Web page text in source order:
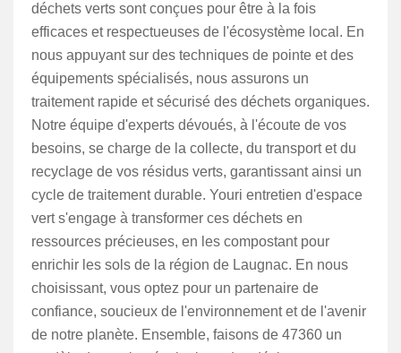
déchets verts sont conçues pour être à la fois
efficaces et respectueuses de l'écosystème local. En
nous appuyant sur des techniques de pointe et des
équipements spécialisés, nous assurons un
traitement rapide et sécurisé des déchets organiques.
Notre équipe d'experts dévoués, à l'écoute de vos
besoins, se charge de la collecte, du transport et du
recyclage de vos résidus verts, garantissant ainsi un
cycle de traitement durable. Youri entretien d'espace
vert s'engage à transformer ces déchets en
ressources précieuses, en les compostant pour
enrichir les sols de la région de Laugnac. En nous
choisissant, vous optez pour un partenaire de
confiance, soucieux de l'environnement et de l'avenir
de notre planète. Ensemble, faisons de 47360 un